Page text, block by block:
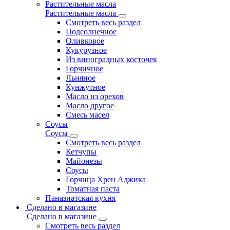
Растительные масла
Растительные масла
Смотреть весь раздел
Подсолнечное
Оливковое
Кукурузное
Из виноградных косточек
Горчичное
Льняное
Кунжутное
Масло из орехов
Масло другое
Смесь масел
Соусы
Соусы
Смотреть весь раздел
Кетчупы
Майонезы
Соусы
Горчица Хрен Аджика
Томатная паста
Паназиатская кухня
Сделано в магазине
Сделано в магазине
Смотреть весь раздел